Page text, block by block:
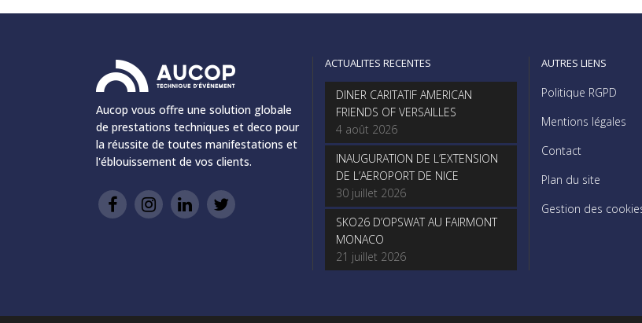
Aucop vous offre une solution globale
de prestations techniques et deco pour
la réussite de toutes manifestations et
l'éblouissement de vos clients.
ACTUALITES RECENTES
DINER CARITATIF AMERICAN
FRIENDS OF VERSAILLES
4 août 2026
INAUGURATION DE L’EXTENSION
DE L’AEROPORT DE NICE
30 juillet 2026
SKO26 D’OPSWAT AU FAIRMONT
MONACO
21 juillet 2026
AUTRES LIENS
Politique RGPD
Mentions légales
Contact
Plan du site
Gestion des